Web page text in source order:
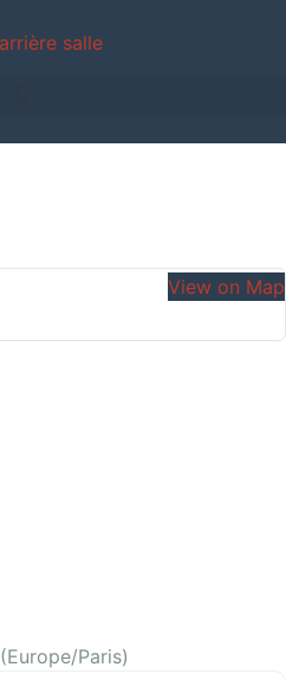
View on Map
(Europe/Paris)